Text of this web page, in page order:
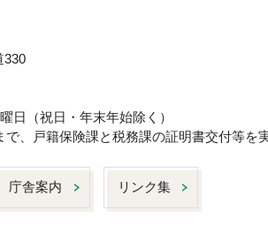
330
（祝日・年末年始除く）
、戸籍保険課と税務課の証明書交付等を
庁舎案内 リンク集